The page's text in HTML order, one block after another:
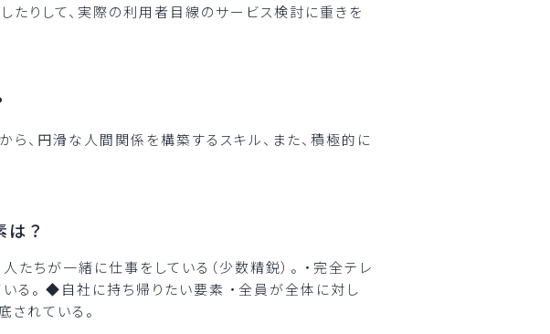
たりして、実際の利用者目線のサービス検討に重きを
、円滑な人間関係を構築するスキル、また、積極的に
？
ちが一緒に仕事をしている（少数精鋭）。 ・完全テレ
る。 ◆自社に持ち帰りたい要素 ・全員が全体に対し
されている。